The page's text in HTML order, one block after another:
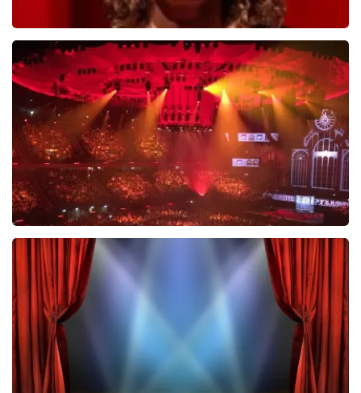
Esther van der Voort
488laatste 30 minuten
BESTEL NU
Vrienden Van Amstel Live
423 laatste 30 minuten
BESTEL NU